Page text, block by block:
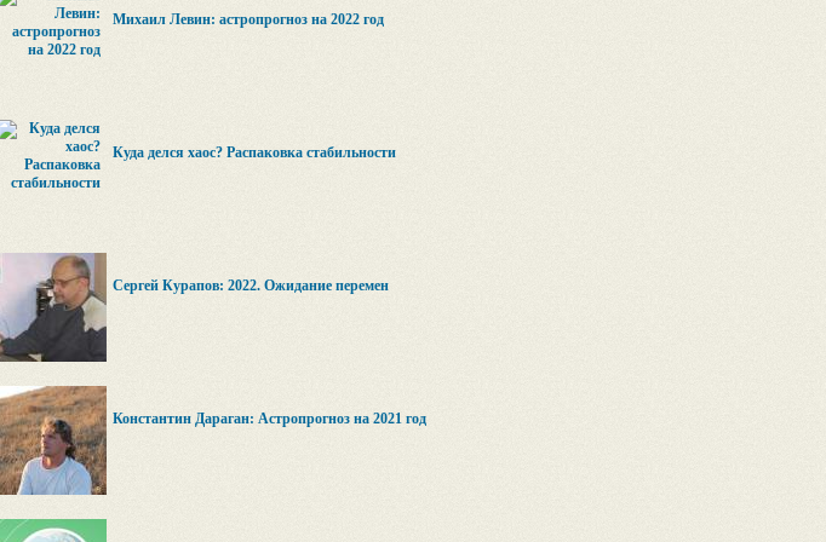
Михаил Левин: астропрогноз на 2022 год
Куда делся хаос? Распаковка стабильности
Сергей Курапов: 2022. Ожидание перемен
Константин Дараган: Астропрогноз на 2021 год